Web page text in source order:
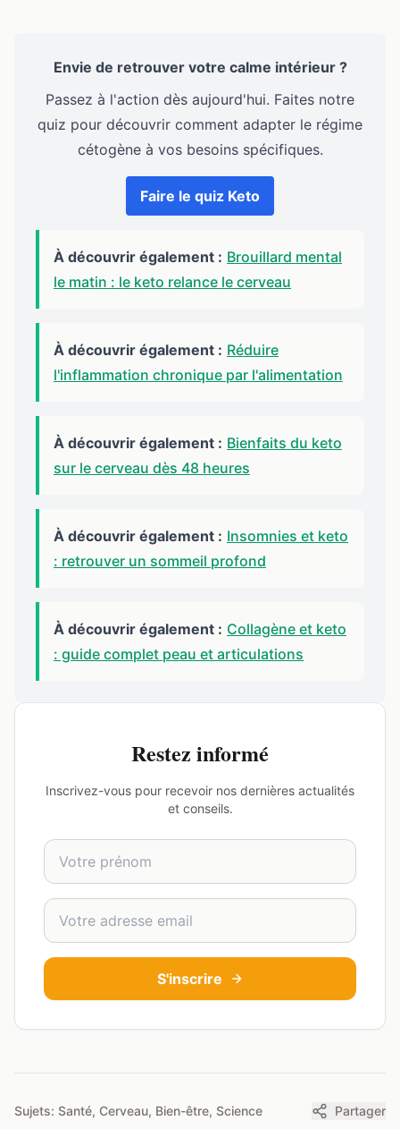
Envie de retrouver votre calme intérieur ?
Passez à l'action dès aujourd'hui. Faites notre
quiz pour découvrir comment adapter le régime
cétogène à vos besoins spécifiques.
Faire le quiz Keto
À découvrir également : Brouillard mental
le matin : le keto relance le cerveau
À découvrir également : Réduire
l'inflammation chronique par l'alimentation
À découvrir également : Bienfaits du keto
sur le cerveau dès 48 heures
À découvrir également : Insomnies et keto
: retrouver un sommeil profond
À découvrir également : Collagène et keto
: guide complet peau et articulations
Restez informé
Inscrivez-vous pour recevoir nos dernières actualités
et conseils.
Prénom
Adresse email
S'inscrire
Sujets: Santé, Cerveau, Bien-être, Science Partager